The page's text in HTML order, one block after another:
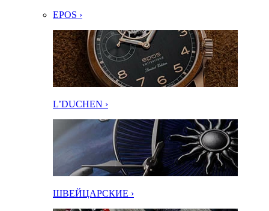
EPOS ›
L’DUCHEN ›
ШВЕЙЦАРСКИЕ ›